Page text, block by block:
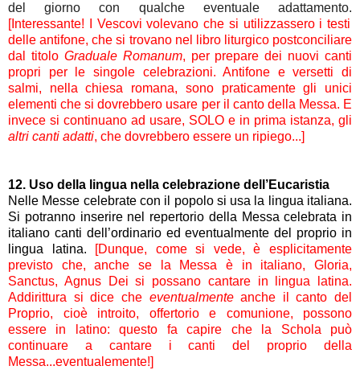
del giorno con qualche eventuale adattamento.
[Interessante! I Vescovi volevano che si utilizzassero i testi
delle antifone, che si trovano nel libro liturgico postconciliare
dal titolo Graduale Romanum, per prepare dei nuovi canti
propri per le singole celebrazioni. Antifone e versetti di
salmi, nella chiesa romana, sono praticamente gli unici
elementi che si dovrebbero usare per il canto della Messa. E
invece si continuano ad usare, SOLO e in prima istanza, gli
altri canti adatti, che dovrebbero essere un ripiego...]
12. Uso della lingua nella celebrazione dell’Eucaristia
Nelle Messe celebrate con il popolo si usa la lingua italiana.
Si potranno inserire nel repertorio della Messa celebrata in
italiano canti dell’ordinario ed eventualmente del proprio in
lingua latina.
[Dunque, come si vede, è esplicitamente
previsto che, anche se la Messa è in italiano, Gloria,
Sanctus, Agnus Dei si possano cantare in lingua latina.
Addirittura si dice che eventualmenteanche il canto del
Proprio, cioè introito, offertorio e comunione, possono
essere in latino: questo fa capire che la Schola può
continuare a cantare i canti del proprio della
Messa...eventualemente!]